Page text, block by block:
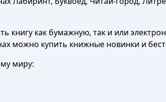
книгу как бумажную, так и или
можно купить книжные новинки и
миру: